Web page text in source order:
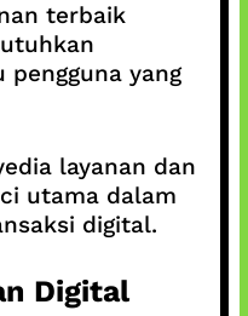
terbaik
yang
layanan dan
utama dalam
digital.
Digital